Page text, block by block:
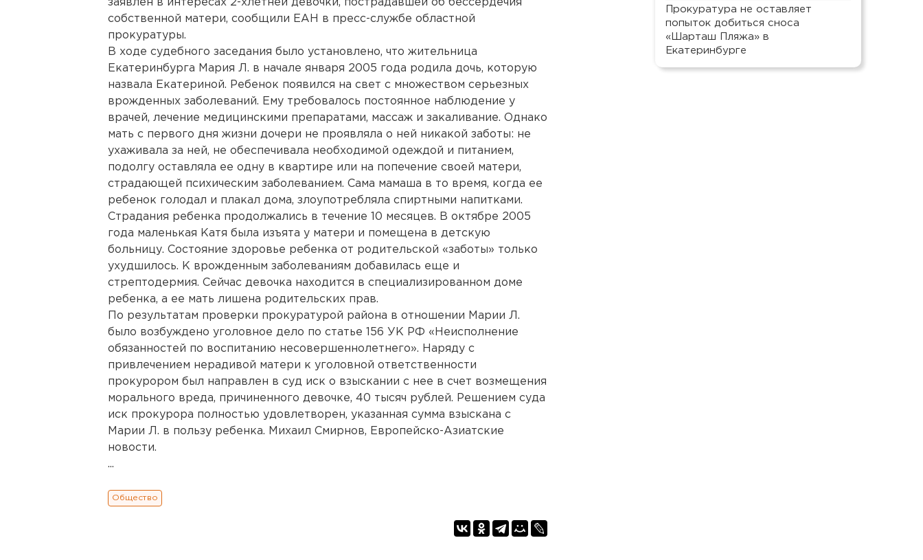
заявлен в интересах 2-хлетней девочки, пострадавшей об бессердечия
собственной матери, сообщили ЕАН в пресс-службе областной
прокуратуры.
В ходе судебного заседания было установлено, что жительница
Екатеринбурга Мария Л. в начале января 2005 года родила дочь, которую
назвала Екатериной. Ребенок появился на свет с множеством серьезных
врожденных заболеваний. Ему требовалось постоянное наблюдение у
врачей, лечение медицинскими препаратами, массаж и закаливание. Однако
мать с первого дня жизни дочери не проявляла о ней никакой заботы: не
ухаживала за ней, не обеспечивала необходимой одеждой и питанием,
подолгу оставляла ее одну в квартире или на попечение своей матери,
страдающей психическим заболеванием. Сама мамаша в то время, когда ее
ребенок голодал и плакал дома, злоупотребляла спиртными напитками.
Страдания ребенка продолжались в течение 10 месяцев. В октябре 2005
года маленькая Катя была изъята у матери и помещена в детскую
больницу. Состояние здоровье ребенка от родительской «заботы» только
ухудшилось. К врожденным заболеваниям добавилась еще и
стрептодермия. Сейчас девочка находится в специализированном доме
ребенка, а ее мать лишена родительских прав.
По результатам проверки прокуратурой района в отношении Марии Л.
было возбуждено уголовное дело по статье 156 УК РФ «Неисполнение
обязанностей по воспитанию несовершеннолетнего». Наряду с
привлечением нерадивой матери к уголовной ответственности
прокурором был направлен в суд иск о взыскании с нее в счет возмещения
морального вреда, причиненного девочке, 40 тысяч рублей. Решением суда
иск прокурора полностью удовлетворен, указанная сумма взыскана с
Марии Л. в пользу ребенка. Михаил Смирнов, Европейско-Азиатские
новости.
...
Общество
Прокуратура не оставляет
попыток добиться сноса
«Шарташ Пляжа» в
Екатеринбурге